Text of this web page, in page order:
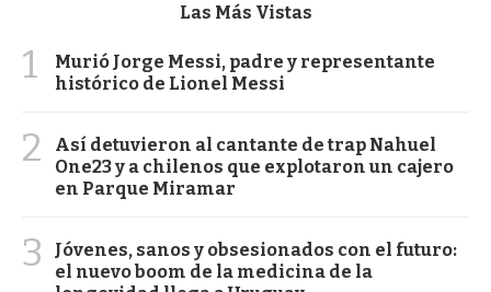
Las Más Vistas
1
Murió Jorge Messi, padre y representante
histórico de Lionel Messi
2
Así detuvieron al cantante de trap Nahuel
One23 y a chilenos que explotaron un cajero
en Parque Miramar
3
Jóvenes, sanos y obsesionados con el futuro:
el nuevo boom de la medicina de la